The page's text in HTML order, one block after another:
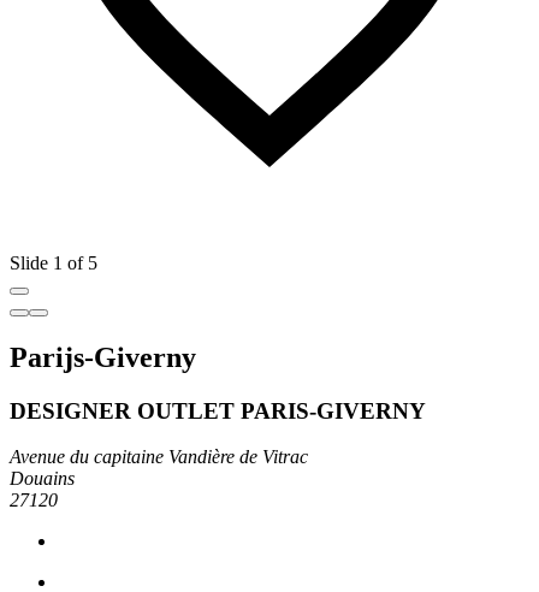
Slide 1 of 5
Parijs-Giverny
DESIGNER OUTLET PARIS-GIVERNY
Avenue du capitaine Vandière de Vitrac
Douains
27120